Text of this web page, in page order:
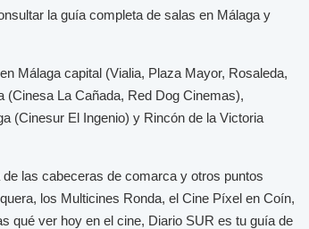
la guía completa de salas en Málaga y
Málaga capital (Vialia, Plaza Mayor, Rosaleda,
(Cinesa La Cañada, Red Dog Cinemas),
(Cinesur El Ingenio) y Rincón de la Victoria
las cabeceras de comarca y otros puntos
los Multicines Ronda, el Cine Píxel en Coín,
qué ver hoy en el cine, Diario SUR es tu guía de